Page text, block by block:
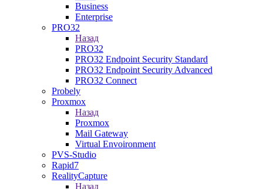
Business
Enterprise
PRO32
Назад
PRO32
PRO32 Endpoint Security Standard
PRO32 Endpoint Security Advanced
PRO32 Connect
Probely
Proxmox
Назад
Proxmox
Mail Gateway
Virtual Envoironment
PVS-Studio
Rapid7
RealityCapture
Назад